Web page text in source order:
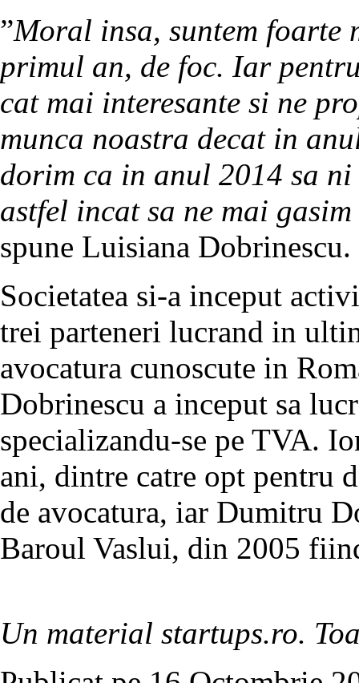
”Moral insa, suntem foarte
primul an, de foc. Iar
cat mai interesante si ne
munca noastra decat in
dorim ca in anul 2014 sa
astfel incat sa ne mai
spune Luisiana Dobrinescu.
Societatea si-a inceput
trei parteneri lucrand in
avocatura cunoscute in
Dobrinescu a inceput sa
specializandu-se pe TVA.
ani, dintre catre opt pentru
de avocatura, iar Dumitru
Baroul Vaslui, din 2005
Un material startups.ro.